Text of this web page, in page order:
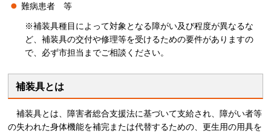
難病患者
等
※補装具種目によって対象となる障がい及び程度が異なるな
ど、補装具の交付や修理等を受けるための要件がありますの
で、必ず市担当までご相談ください。
補装具とは
補装具とは、障害者総合支援法に基づいて支給され、障がい者等
の失われた身体機能を補完または代替するための、更生用の用具を